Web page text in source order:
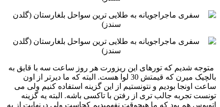
‏ متوجه شدیم که تورهای این ریزورت هر روز ساعت سه با قایق به
بالچیک میرن که قیمتش 30 لوا هست. البته که ما دیرتر ‏از اون
ساعت اونجا بودیم و نتونستیم از این گزینه استفاده کنیم ولی می
تونست تجربه جالب تری از رفتن با تاکسی باشه. ‏البته یه گزینه
اتوبوس هم بود که ما هیچوقت نفهمیدیم کجاست ولی درنهایت از یه